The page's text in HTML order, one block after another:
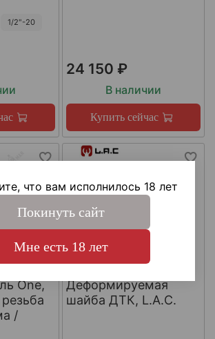
1/2"-20
24 150 ₽
В наличии
Купить сейчас
One,
/
Деформируемая
шайба ДТК, L.A.C.
что вам исполнилось 18 лет
Покинуть сайт
Мне есть 18 лет